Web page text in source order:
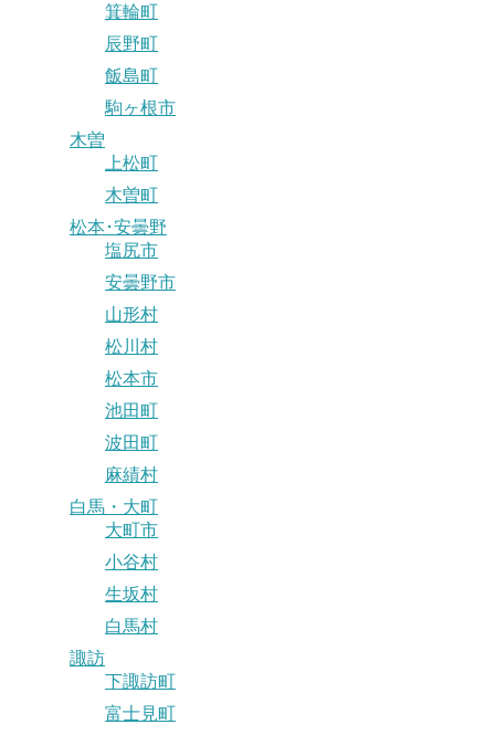
箕輪町
辰野町
飯島町
駒ヶ根市
木曽
上松町
木曽町
松本･安曇野
塩尻市
安曇野市
山形村
松川村
松本市
池田町
波田町
麻績村
白馬・大町
大町市
小谷村
生坂村
白馬村
諏訪
下諏訪町
富士見町